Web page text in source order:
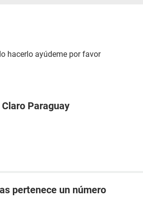
hacerlo ayúdeme por favor
Paraguay
pertenece un número